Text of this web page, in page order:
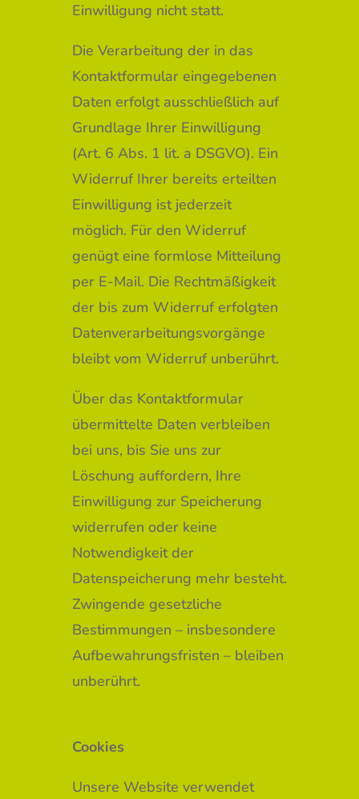
Einwilligung nicht statt.
Die Verarbeitung der in das
Kontaktformular eingegebenen
Daten erfolgt ausschließlich auf
Grundlage Ihrer Einwilligung
(Art. 6 Abs. 1 lit. a DSGVO). Ein
Widerruf Ihrer bereits erteilten
Einwilligung ist jederzeit
möglich. Für den Widerruf
genügt eine formlose Mitteilung
per E-Mail. Die Rechtmäßigkeit
der bis zum Widerruf erfolgten
Datenverarbeitungsvorgänge
bleibt vom Widerruf unberührt.
Über das Kontaktformular
übermittelte Daten verbleiben
bei uns, bis Sie uns zur
Löschung auffordern, Ihre
Einwilligung zur Speicherung
widerrufen oder keine
Notwendigkeit der
Datenspeicherung mehr besteht.
Zwingende gesetzliche
Bestimmungen – insbesondere
Aufbewahrungsfristen – bleiben
unberührt.
Cookies
Unsere Website verwendet